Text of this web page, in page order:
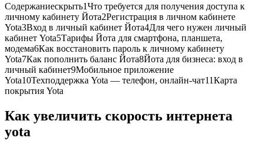
Содержаниескрыть1Что требуется для получения доступа к
личному кабинету Йота2Регистрация в личном кабинете
Yota3Вход в личный кабинет Йота4Для чего нужен личный
кабинет Yota5Тарифы Йота для смартфона, планшета,
модема6Как восстановить пароль к личному кабинету
Yota7Как пополнить баланс Йота8Йота для бизнеса: вход в
личный кабинет9Мобильное приложение
Yota10Техподдержка Yota — телефон, онлайн-чат11Карта
покрытия Yota
Как увеличить скорость интернета
yota